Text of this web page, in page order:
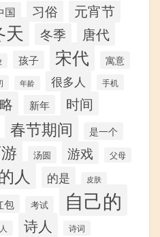
国 习俗 元宵节
天 冬季 唐代
孩子 宋代 寓意
年龄 很多人 手机
新年 时间
春节期间 是一个
汤圆 游戏 父母
人 的是 皮肤
包 考试 自己的
诗人 诗词